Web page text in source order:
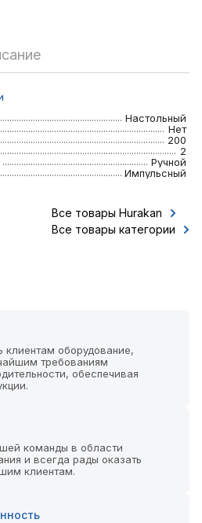
Настольный
Нет
200
2
Ручной
Импульсный
Все товары Hurakan
Все товары категории
оборудование,
требованиям
обеспечивая
команды в области
и всегда рады оказать
клиентам.